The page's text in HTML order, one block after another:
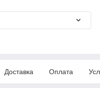
Доставка Оплата